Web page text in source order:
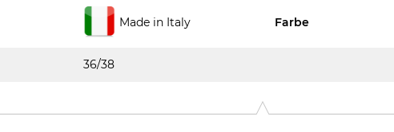
Made in Italy Farbe
36/38